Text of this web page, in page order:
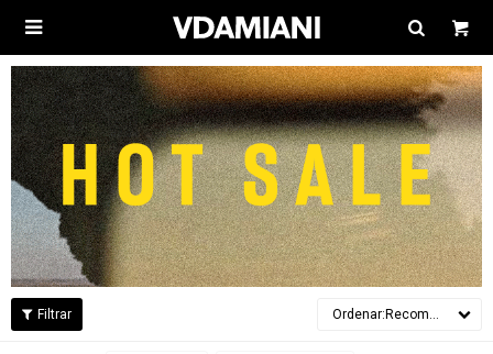

Recomendados